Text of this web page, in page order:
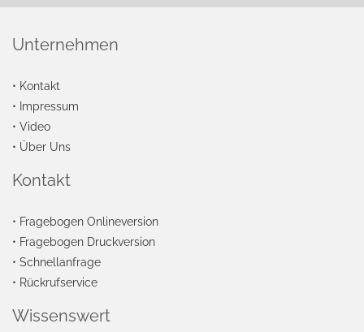
Unternehmen
• Kontakt
• Impressum
• Video
• Über Uns
Kontakt
• Fragebogen Onlineversion
• Fragebogen Druckversion
• Schnellanfrage
• Rückrufservice
Wissenswert